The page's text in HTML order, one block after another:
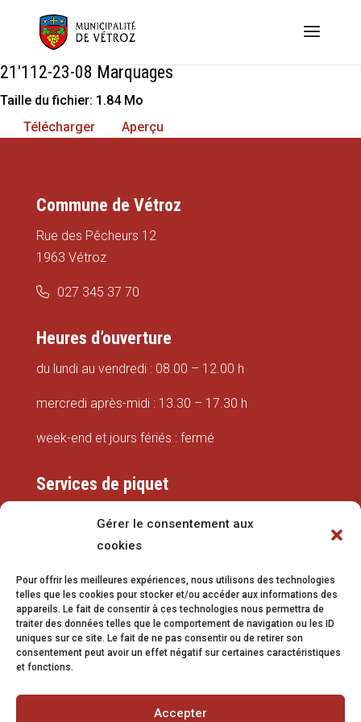
Gérer le consentement aux
cookies
Pour offrir les meilleures expériences, nous utilisons des technologies
telles que les cookies pour stocker et/ou accéder aux informations des
appareils. Le fait de consentir à ces technologies nous permettra de
traiter des données telles que le comportement de navigation ou les ID
uniques sur ce site. Le fait de ne pas consentir ou de retirer son
consentement peut avoir un effet négatif sur certaines caractéristiques
et fonctions.
Accepter
21'112-23-08 Marquages
Taille du fichier: 1.84 Mo
Télécharger
Aperçu
Commune de Vétroz
Rue des Pêcheurs 12
1963 Vétroz
027 345 37 70
Heures d’ouverture
du lundi au vendredi : 08.00 – 12.00 h
mercredi après-midi : 13.30 – 17.30 h
week-end et jours fériés : fermé
Services de piquet
079 337 66 42
eaux@vetroz.ch
Travaux publics
079 213 92 08